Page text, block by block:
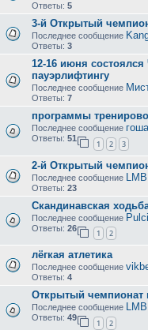
Ответы: 5
3-й Открытый
Последнее сообщение
Ответы: 3
12-16 июня
пауэрлифтингу
Последнее сообщение
Ответы: 7
программы
Последнее сообщение гоша
Ответы: 51
1 2 3
2-й Открытый
Последнее сообщение LMB
Ответы: 23
Скандинавская
Последнее сообщение
Ответы: 26
1 2
лёгкая атлетика
Последнее сообщение
Ответы: 4
Открытый чемпионат
Последнее сообщение LMB
Ответы: 49
1 2